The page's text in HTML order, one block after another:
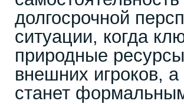
долгосрочной
ситуации, когда
природные
внешних игроков,
станет